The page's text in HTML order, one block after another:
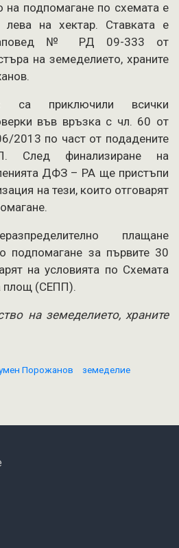
на подпомагане по схемата е
на хектар. Ставката е
№ РД 09-333 от
на земеделието, храните
приключили всички
във връзка с чл. 60 от
2013 по част от подадените
След финализиране на
ДФЗ – РА ще пристъпи
на тези, които отговарят
плащане
подпомагане за първите 30
на условията по Схемата
площ (СЕПП).
на земеделието, храните
Порожанов
земеделие